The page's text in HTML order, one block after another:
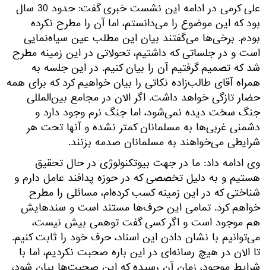
علی کرمی در ادامه این نشست خبری گفت: حدود 30 سال
بود که این موضوع را می‌دانستم، اما آن را مطرح نکرده
بودم. برخی‌ها می‌گفتند بیان این مطلب عین سیاه‌نمایی
است و در جلساتی که داشتیم، تحولاتی در این زمینه مطرح
شد که تصمیم گرفتیم آن را بیان کنیم. در این جلسه به
همراه آقای طالب‌زاده نکاتی را بیان خواهیم کرد که برای همه
حضار تازگی خواهد داشت. اگر الان در مجامع بین‌المللی
جنگ سخت دیده نمی‌شود، اما جنگ نرم وجود دارد و
دشمنی غربی‌ها به مسلمانان کمتر نشده و آنها تحت هر
شرایطی می‌خواهند به مسلمانان صدمه بزنند.
وی ادامه داد: ما در جهت بیوتکنولوژی در حال تحقیق
هستیم و به دلیل تخصصی که در حوزه پدافند عامل دارم و
شناختی که در این زمینه کسب کرده‌ام، مسائلی را مطرح
خواهم کرد. تمامی این حرف‌ها مستند است و سندهایش
هم موجود است و اگر کسی گفت توهمی بیش نیست،
می‌توانیم با نشان دادن این اسناد، حرف خود را ثابت کنیم.
تا الان در هیچ رسانه‌ای در این باره صحبت نکردیم، اما با